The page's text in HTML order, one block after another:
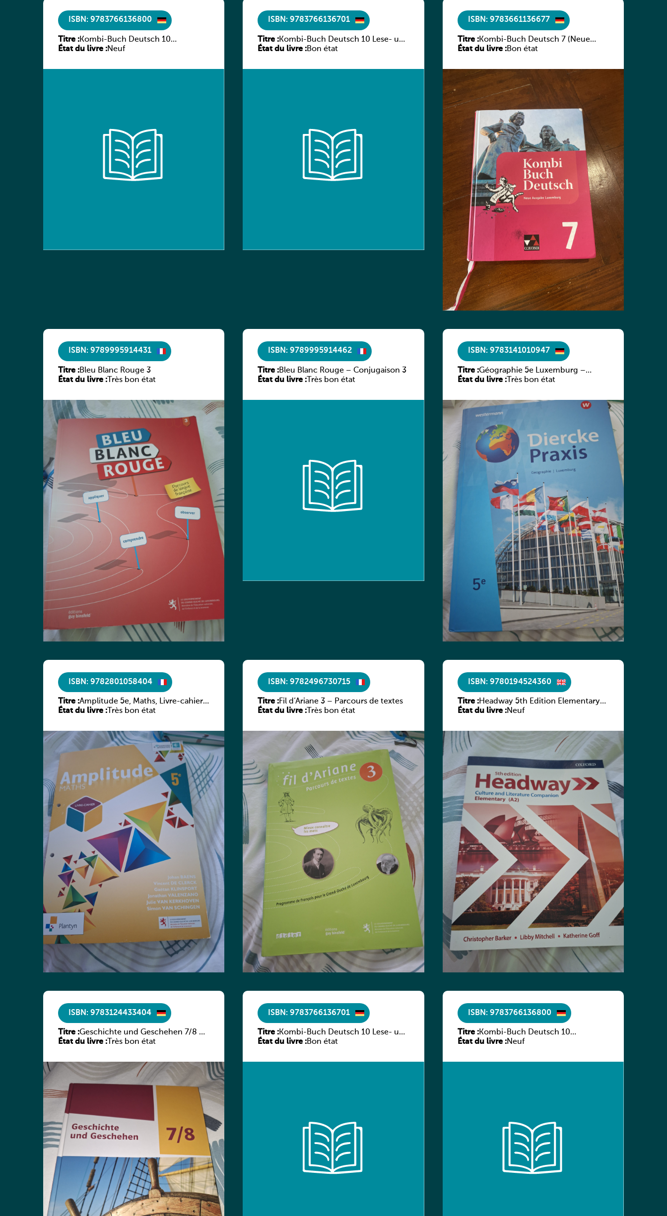
ISBN: 9783766136800
Titre :Kombi-Buch Deutsch 10
Arbeitsheft
État du livre :Neuf
ISBN: 9783766136701
Titre :Kombi-Buch Deutsch 10 Lese- und
Sprachbuch
État du livre :Bon état
ISBN: 9783661136677
Titre :Kombi-Buch Deutsch 7 (Neue
Ausgabe Luxemburg)
État du livre :Bon état
ISBN: 9789995914431
Titre :Bleu Blanc Rouge 3
État du livre : Très bon état
ISBN: 9789995914462
Titre :Bleu Blanc Rouge – Conjugaison 3
État du livre : Très bon état
ISBN: 9783141010947
Titre :Géographie 5e Luxemburg –
Diercke Praxis
État du livre :Très bon état
ISBN: 9782801058404
Titre :Amplitude 5e, Maths, Livre-cahier,
version luxembourgeoise
État du livre : Très bon état
ISBN: 9782496730715
Titre :Fil d’Ariane 3 – Parcours de textes
État du livre : Très bon état
ISBN: 9780194524360
Titre :Headway 5th Edition Elementary
Culture and Literature Companion
État du livre :Neuf
ISBN: 9783124433404
Titre :Geschichte und Geschehen 7/8 –
Rheinland-Pfalz
État du livre : Très bon état
ISBN: 9783766136701
Titre :Kombi-Buch Deutsch 10 Lese- und
Sprachbuch
État du livre :Bon état
ISBN: 9783766136800
Titre :Kombi-Buch Deutsch 10
Arbeitsheft
État du livre :Neuf